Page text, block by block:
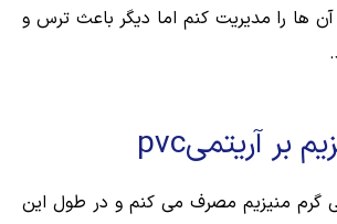
ها را مدیریت کنم اما دیگر باعث ترس و
۲۵۰ میلی گرم منیزیم مصرف می کنم و در طول این